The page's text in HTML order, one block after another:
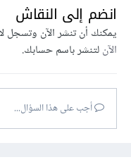
انضم إلى النقاش
يمكنك أن تنشر الآن وتسجل
الآنلتنشر باسم حسابك.
أجب على هذا السؤال...